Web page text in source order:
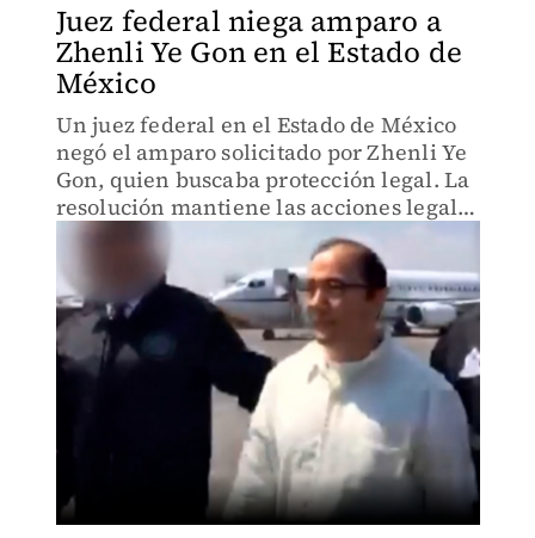
Juez federal niega amparo a
Zhenli Ye Gon en el Estado de
México
Un juez federal en el Estado de México
negó el amparo solicitado por Zhenli Ye
Gon, quien buscaba protección legal. La
resolución mantiene las acciones legales
en su contra y se espera que las
autoridades continúen con los
procedimientos correspondie